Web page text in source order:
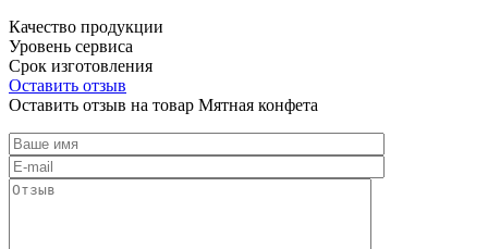
Качество продукции
Уровень сервиса
Срок изготовления
Оставить отзыв
Оставить отзыв на товар Мятная конфета